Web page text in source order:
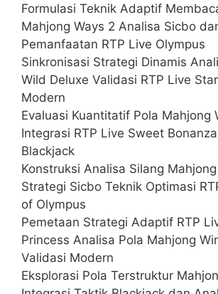
Formulasi Teknik Adaptif
Mahjong Ways 2 Analisa Sicbo
Pemanfaatan RTP Live Olympus
Sinkronisasi Strategi Dinamis
Wild Deluxe Validasi RTP Live
Modern
Evaluasi Kuantitatif Pola Mahjong
Integrasi RTP Live Sweet
Blackjack
Konstruksi Analisa Silang
Strategi Sicbo Teknik Optimasi
of Olympus
Pemetaan Strategi Adaptif RTP
Princess Analisa Pola Mahjong
Validasi Modern
Eksplorasi Pola Terstruktur